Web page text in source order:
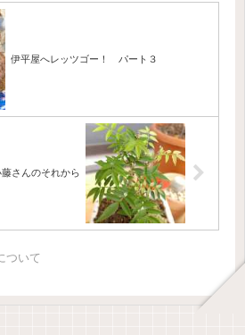
伊平屋へレッツゴー！ パート３
藤さんのそれから
ついて